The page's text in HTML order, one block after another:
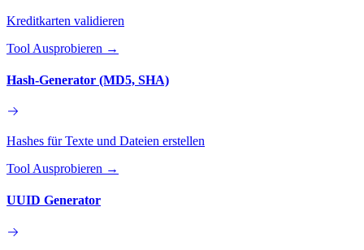
Kreditkarten validieren
Tool Ausprobieren →
Hash-Generator (MD5, SHA)
Hashes für Texte und Dateien erstellen
Tool Ausprobieren →
UUID Generator